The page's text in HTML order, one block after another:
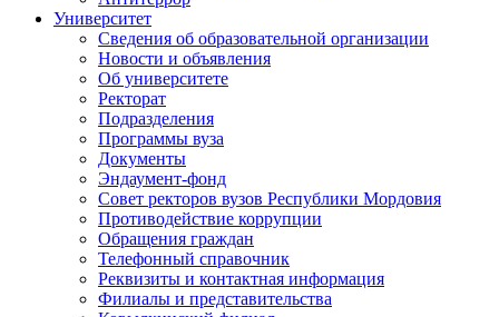
Университет
Сведения об образовательной организации
Новости и объявления
Об университете
Ректорат
Подразделения
Программы вуза
Документы
Эндаумент-фонд
Совет ректоров вузов Республики Мордовия
Противодействие коррупции
Обращения граждан
Телефонный справочник
Реквизиты и контактная информация
Филиалы и представительства